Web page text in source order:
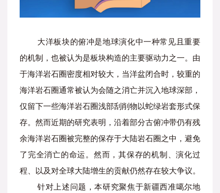
大洋板块的俯冲是地球演化中一种常见且重要
的机制，也被认为是板块构造的主要驱动力之一。由
于海洋岩石圈密度相对较大，当洋盆闭合时，较重的
海洋岩石圈通常被认为会随之消亡并沉入地球深部，
仅留下一些海洋岩石圈浅部刮削物以蛇绿岩套形式保
存。然而近期的研究表明，沿着部分古俯冲带仍有残
余海洋岩石圈被完整的保存于大陆岩石圈之中，避免
了完全消亡的命运。然而，其保存的机制、演化过
程、以及对全球大陆增生的贡献仍然存在较大争议。
针对上述问题，本研究聚焦于新疆西准噶尔地